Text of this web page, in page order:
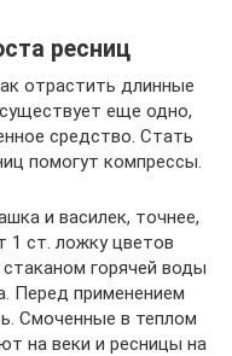
ресниц
отрастить длинные
еще одно,
средство. Стать
помогут компрессы.
и василек, точнее,
1 ст. ложку цветов
горячей воды
Перед применением
Смоченные в теплом
на веки и ресницы на